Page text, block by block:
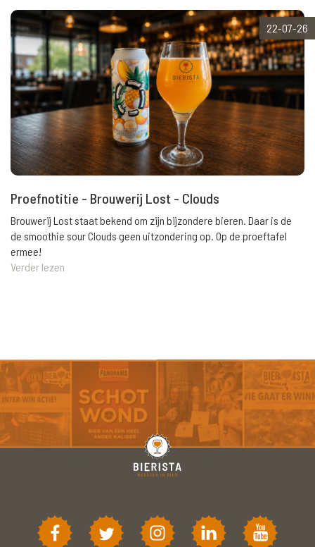
22-07-26
Proefnotitie - Brouwerij Lost - Clouds
Brouwerij Lost staat bekend om zijn bijzondere bieren. Daar is de
de smoothie sour Clouds geen uitzondering op. Op de proeftafel
ermee!
Verder lezen